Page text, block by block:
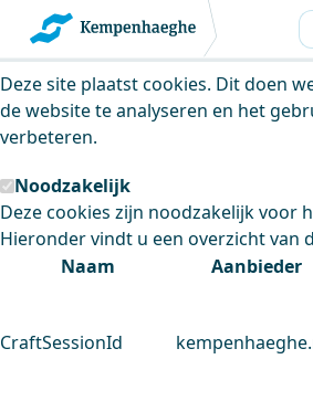
Kempenhaeghe maakt
cookies
Deze site plaatst cookies. Dit doen
de website te analyseren en het
verbeteren.
Noodzakelijk
Deze cookies zijn noodzakelijk voor
Hieronder vindt u een overzicht van
Naam
Aanbieder
CraftSessionId